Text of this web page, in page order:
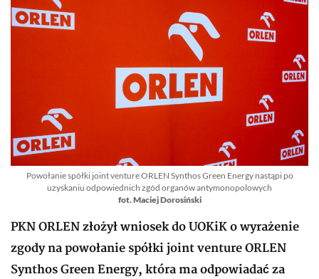
Powołanie spółki joint venture ORLEN Synthos Green Energy nastąpi po
uzyskaniu odpowiednich zgód organów antymonopolowych
fot. Maciej Dorosiński
PKN ORLEN złożył wniosek do UOKiK o wyrażenie
zgody na powołanie spółki joint venture ORLEN
Synthos Green Energy, która ma odpowiadać za